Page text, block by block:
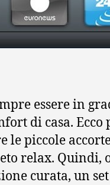
essere in
di casa. Ecco
le piccole
relax. Quindi,
curata, un